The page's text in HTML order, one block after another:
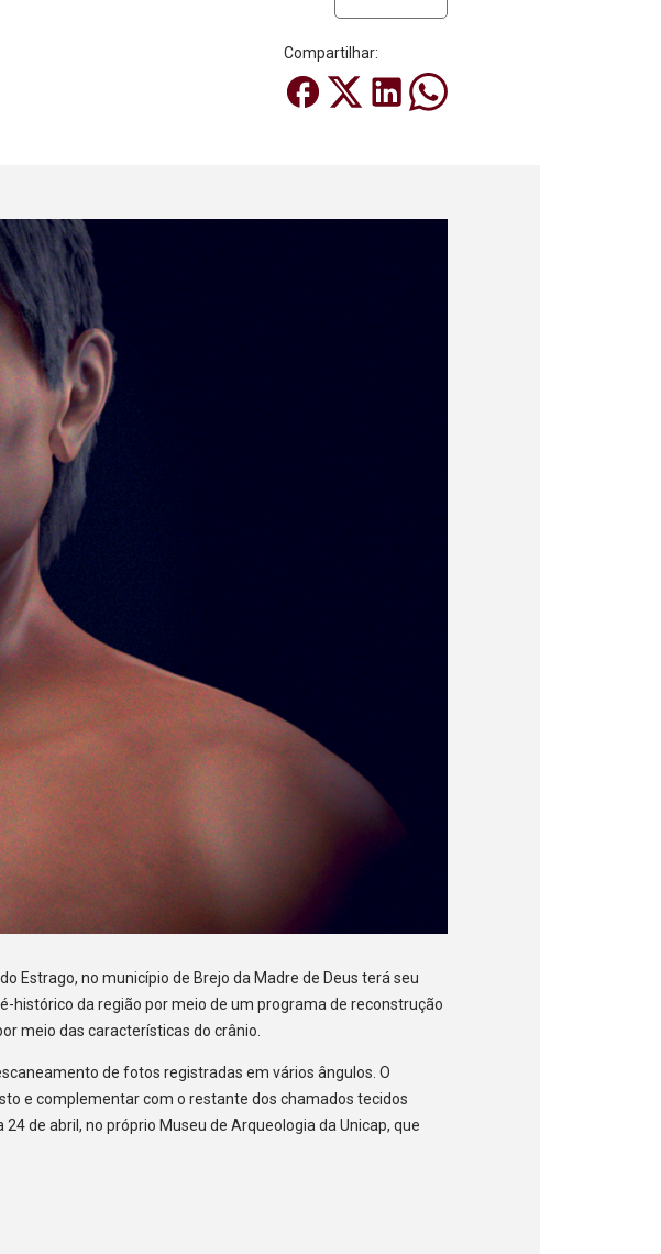
Compartilhar:
Estrago, no município de Brejo da Madre de Deus terá seu
histórico da região por meio de um programa de reconstrução
meio das características do crânio.
de fotos registradas em vários ângulos. O
e complementar com o restante dos chamados tecidos
de abril, no próprio Museu de Arqueologia da Unicap, que